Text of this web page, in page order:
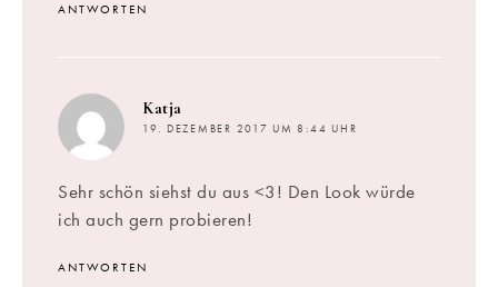
ANTWORTEN
Katja
19. DEZEMBER 2017 UM 8:44 UHR
Sehr schön siehst du aus <3! Den Look würde
ich auch gern probieren!
ANTWORTEN